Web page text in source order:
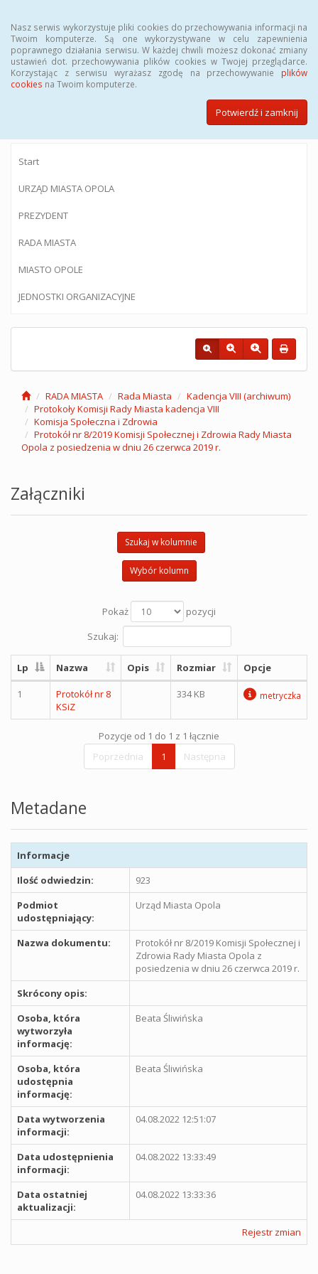
Nasz serwis wykorzystuje pliki cookies do przechowywania informacji na
Twoim komputerze. Są one wykorzystywane w celu zapewnienia
poprawnego działania serwisu. W każdej chwili możesz dokonać zmiany
ustawień dot. przechowywania plików cookies w Twojej przeglądarce.
Korzystając z serwisu wyrażasz zgodę na przechowywanie plików
cookies na Twoim komputerze.
Potwierdź i zamknij
BIULETYN INFORMACJI PUBLICZNEJ
Urzędu Miasta Opola
Start
URZĄD MIASTA OPOLA
PREZYDENT
RADA MIASTA
MIASTO OPOLE
JEDNOSTKI ORGANIZACYJNE
RADA MIASTA Rada Miasta
Kadencja VIII (archiwum)
Protokoły Komisji Rady Miasta kadencja VIII
Komisja Społeczna i Zdrowia
Protokół nr 8/2019 Komisji Społecznej i Zdrowia Rady Miasta
Opola z posiedzenia w dniu 26 czerwca 2019 r.
Załączniki
Szukaj w kolumnie
Wybór kolumn
Pokaż
pozycji
Szukaj:
Lp Nazwa Opis Rozmiar Opcje
1
Protokół nr 8
KSiZ
334 KB metryczka
Pozycje od 1 do 1 z 1 łącznie
Poprzednia
1 Następna
Metadane
Informacje
Ilość odwiedzin:
923
Podmiot
udostępniający:
Urząd Miasta Opola
Nazwa dokumentu:
Protokół nr 8/2019 Komisji Społecznej i
Zdrowia Rady Miasta Opola z
posiedzenia w dniu 26 czerwca 2019 r.
Skrócony opis:
Osoba, która
wytworzyła
informację:
Beata Śliwińska
Osoba, która
udostępnia
informację:
Beata Śliwińska
Data wytworzenia
informacji:
04.08.2022 12:51:07
Data udostępnienia
informacji:
04.08.2022 13:33:49
Data ostatniej
aktualizacji:
04.08.2022 13:33:36
Rejestr zmian